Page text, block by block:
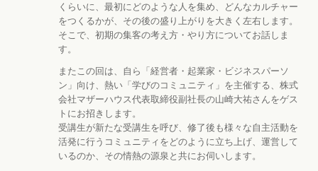
くらいに、最初にどのような人を集め、どんなカルチャー
をつくるかが、その後の盛り上がりを大きく左右します。
そこで、初期の集客の考え方・やり方についてお話しま
す。
またこの回は、自ら「経営者・起業家・ビジネスパーソ
ン」向け 、熱い「学びのコミュニティ」を主催する、株式
会社マザーハウス代表取締役副社長の山崎大祐さんをゲス
トにお招きします。
受講生が新たな受講生を呼び、修了後も様々な自主活動を
活発に行うコミュニティをどのように立ち上げ、運営して
いるのか、その情熱の源泉と共にお伺いします。